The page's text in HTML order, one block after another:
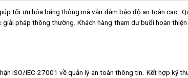
tối ưu hóa băng thông mà vẫn đảm bảo độ an toàn cao.
pháp thông thường. Khách hàng tham dự buổi hoàn
ISO/IEC 27001 về quản lý an toàn thông tin. Kết hợp kỹ